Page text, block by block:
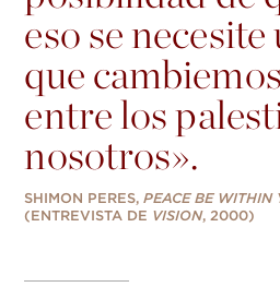
eso se necesite
que
entre los
nosotros».
SHIMON PERES,PEACE BE WITHIN
(ENTREVISTA DE VISION, 2000)